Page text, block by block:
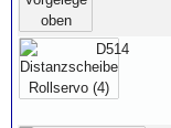
D514